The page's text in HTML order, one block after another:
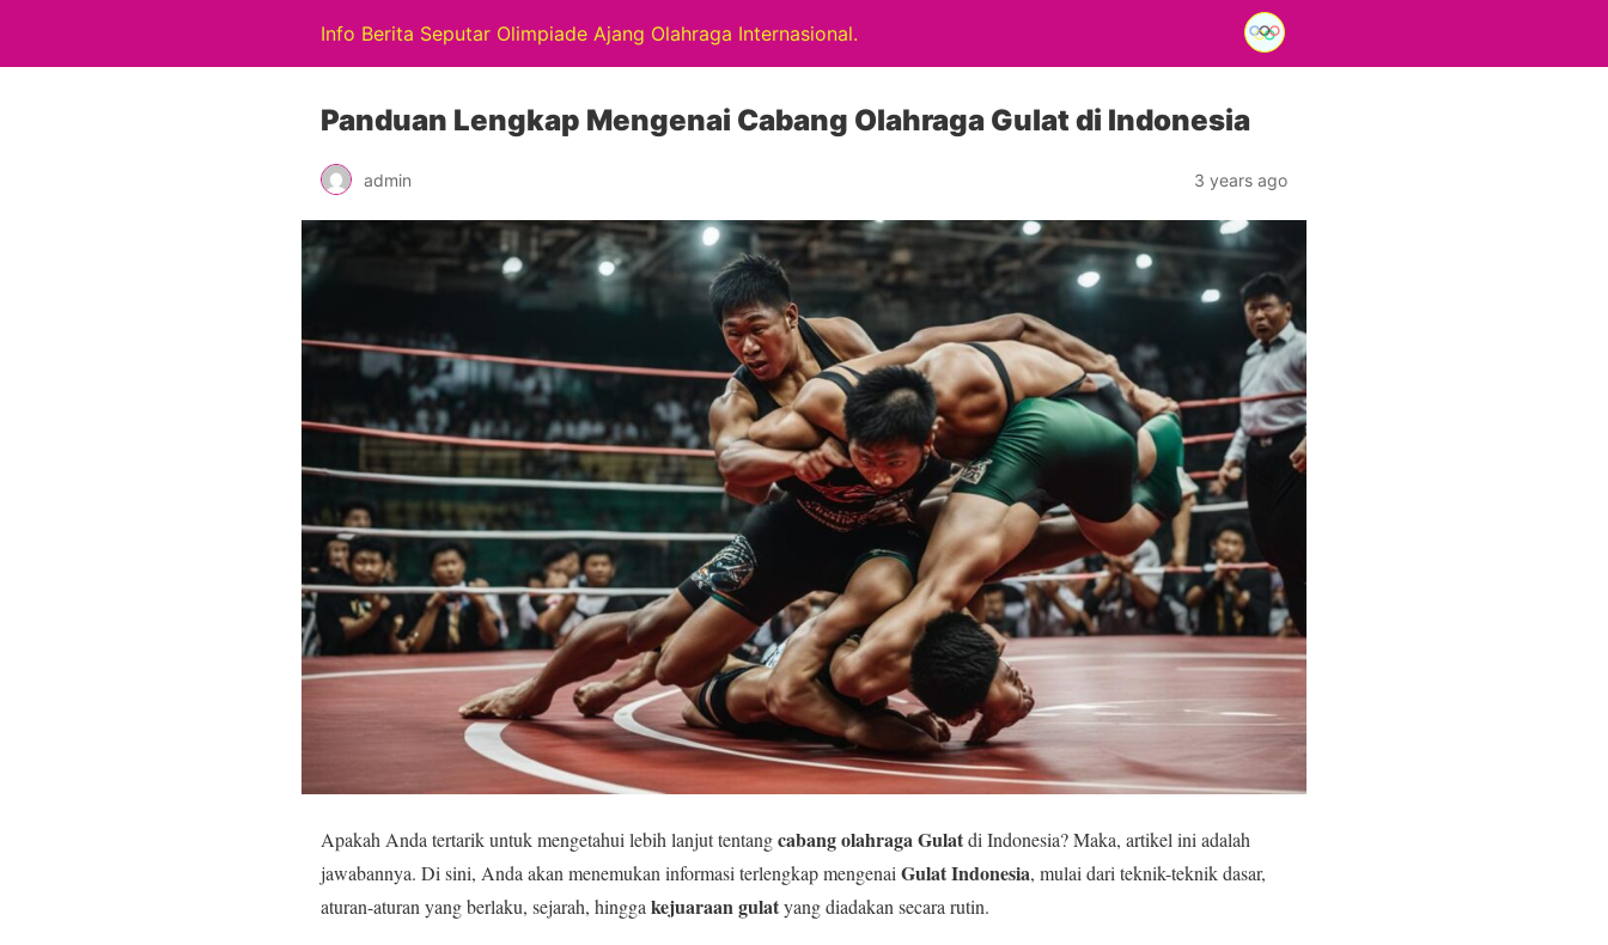
Info Berita Seputar Olimpiade Ajang Olahraga Internasional.
Panduan Lengkap Mengenai Cabang Olahraga Gulat di Indonesia
admin 3 years ago
Apakah Anda tertarik untuk mengetahui lebih lanjut tentangcabang olahraga Gulatdi Indonesia? Maka, artikel ini adalah
jawabannya. Di sini, Anda akan menemukan informasi terlengkap mengenai Gulat Indonesia, mulai dari teknik-teknik dasar,
aturan-aturan yang berlaku, sejarah, hingga kejuaraan gulatyang diadakan secara rutin.